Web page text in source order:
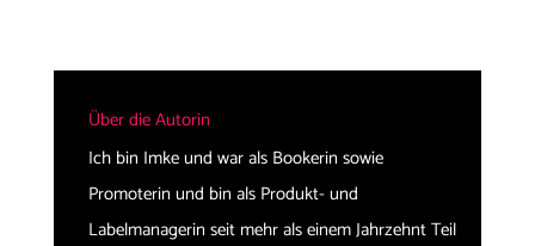
Über die Autorin
Ich bin Imke und war als Bookerin sowie
Promoterin und bin als Produkt- und
Labelmanagerin seit mehr als einem Jahrzehnt Teil